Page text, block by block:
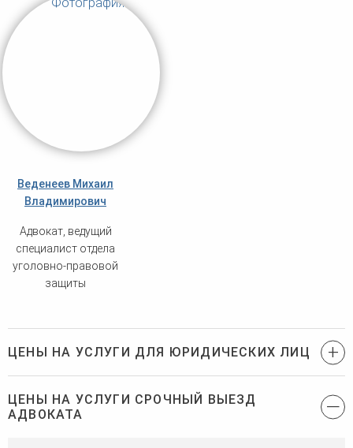
Веденеев Михаил
Владимирович
Адвокат, ведущий
специалист отдела
уголовно-правовой
защиты
ЦЕНЫ НА УСЛУГИ ДЛЯ ЮРИДИЧЕСКИХ ЛИЦ
ЦЕНЫ НА УСЛУГИ СРОЧНЫЙ ВЫЕЗД
АДВОКАТА